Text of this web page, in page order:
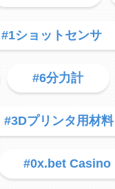
#1ショットセンサ
#6分力計
#3Dプリンタ用材料
#0x.bet Casino